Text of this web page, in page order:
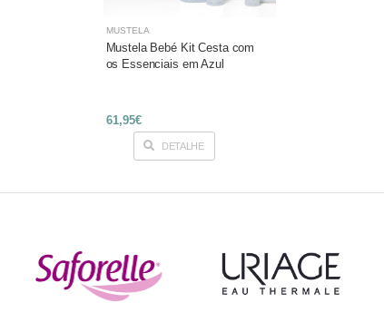
MUSTELA
Mustela Bebé Kit Cesta com
os Essenciais em Azul
61,95€
DETALHE